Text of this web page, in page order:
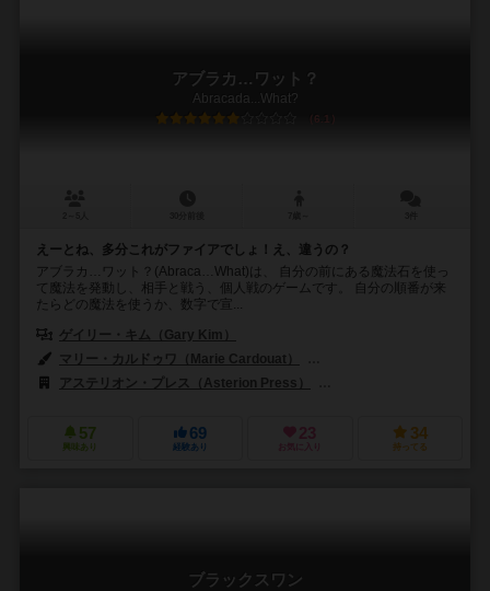
アブラカ…ワット？
Abracada...What?
6.1
えーとね、多分これがファイアでしょ！え、違うの？
アブラカ…ワット？(Abraca…What)は、 自分の前にある魔法石を使っ
て魔法を発動し、相手と戦う、個人戦のゲームです。 自分の順番が来
たらどの魔法を使うか、数字で宣...
ゲイリー・キム（Gary Kim）
マリー・カルドゥワ（Marie Cardouat）
アステリオン・プレス（Asterion Press）
57
興味あり
69
経験あり
23
お気に入り
34
持ってる
ブラックスワン